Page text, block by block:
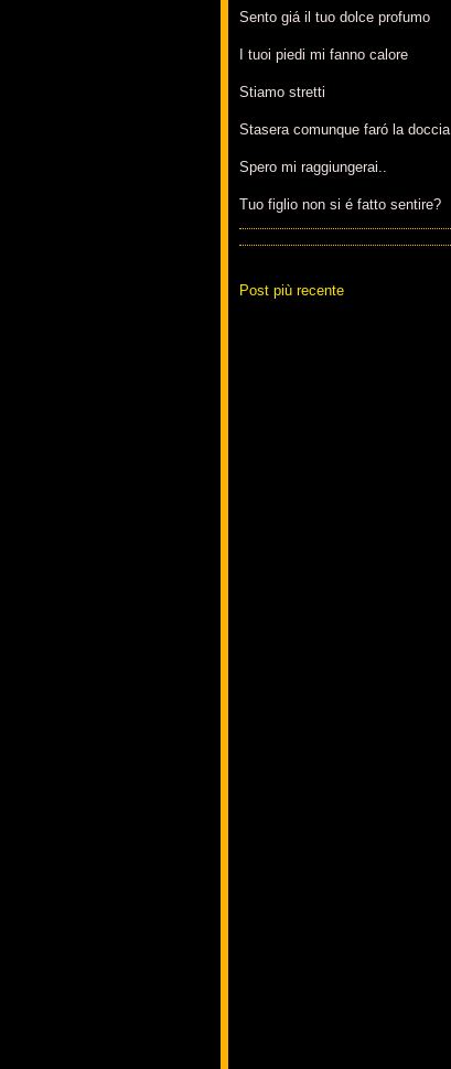
Sento giá il tuo dolce profumo
I tuoi piedi mi fanno calore
Stiamo stretti
Stasera comunque faró la doccia
Spero mi raggiungerai..
Tuo figlio non si é fatto sentire?
Post più recente